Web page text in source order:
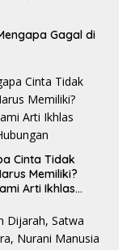
Gagal di
Cinta Tidak
Memiliki?
Arti Ikhlas